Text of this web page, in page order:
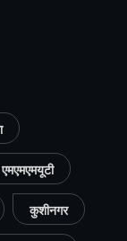
एमएमएमयूटी
कुशीनगर